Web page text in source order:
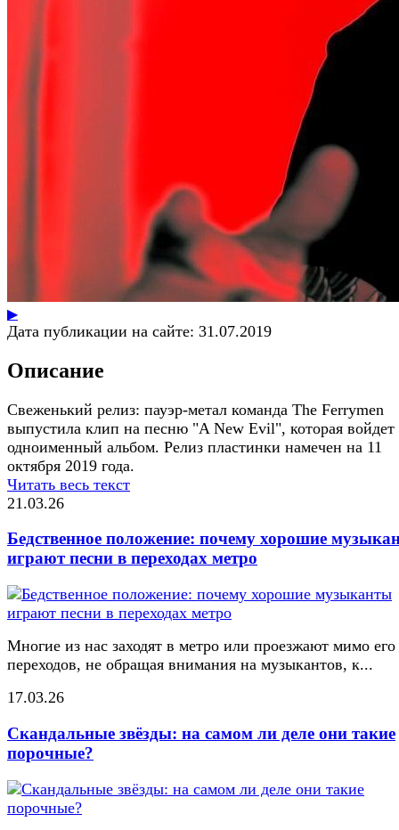
▶
Дата публикации на сайте: 31.07.2019
Описание
Свеженький релиз: пауэр-метал команда The Ferrymen
выпустила клип на песню "A New Evil", которая войдет
одноименный альбом. Релиз пластинки намечен на 11
октября 2019 года.
Читать весь текст
21.03.26
Бедственное положение: почему хорошие
играют песни в переходах метро
Многие из нас заходят в метро или проезжают мимо его
переходов, не обращая внимания на музыкантов, к...
17.03.26
Скандальные звёзды: на самом ли деле они такие
порочные?